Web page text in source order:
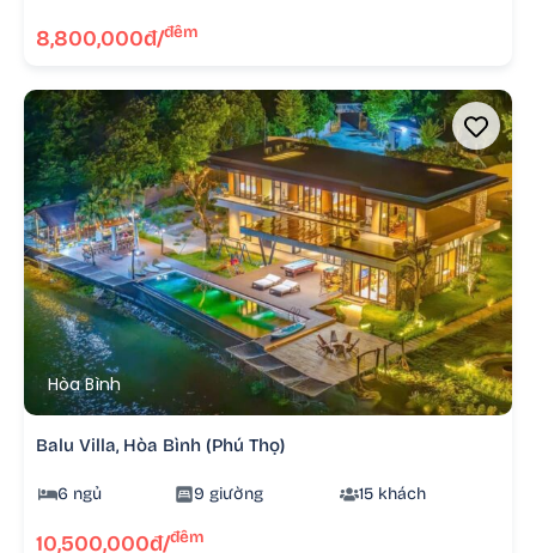
8,800,000đ/đêm
Hòa Bình
Balu Villa, Hòa Bình (Phú Thọ)
6 ngủ 9 giường 15 khách
10,500,000đ/đêm